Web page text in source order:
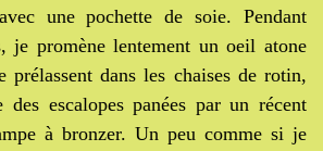
une pochette de soie. Pendant
je promène lentement un oeil atone
prélassent dans les chaises de rotin,
des escalopes panées par un récent
à bronzer. Un peu comme si je